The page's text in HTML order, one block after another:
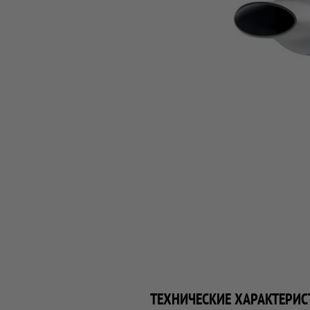
ТЕХНИЧЕСКИЕ